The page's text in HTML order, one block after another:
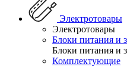
Электротовары
Электротовары
Блоки питания и
Блоки питания и
Комплектующие